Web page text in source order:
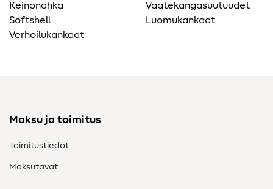
Keinonahka
Softshell
Verhoilukankaat
Vaatekangasuutuudet
Luomukankaat
Maksu ja toimitus
Toimitustiedot
Maksutavat